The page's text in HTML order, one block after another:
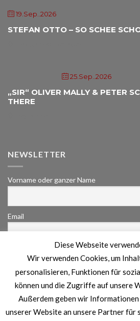
19.Sep..2026
STEFAN OTTO – SO SCHEE
25.Sep..2026
„SIR“ OLIVER MALLY & PETER
THERE
NEWSLETTER
Vorname oder ganzer Name
Email
Indem Du fortfährst, akzeptierst Du
Datenschutzerklärung.
Diese Webseite
Wir verwenden Cookies, um
personalisieren, Funktionen für
können und die Zugriffe auf unsere
Außerdem geben wir
unserer Website an unsere Partner für